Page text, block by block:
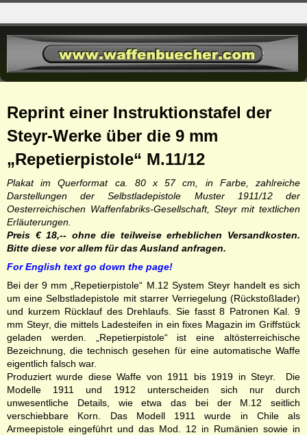
Reprint einer Instruktionstafel der
Steyr-Werke über die 9 mm
„Repetierpistole“ M.11/12
Plakat im Querformat ca. 80 x 57 cm, in Farbe, zahlreiche
Darstellungen der Selbstladepistole Muster 1911/12 der
Oesterreichischen Waffenfabriks-Gesellschaft, Steyr mit textlichen
Erläuterungen.
Preis € 18,-- ohne die teilweise erheblichen Versandkosten.
Bitte diese vor allem für das Ausland anfragen.
For English text go down the page!
Bei der 9 mm „Repetierpistole“ M.12 System Steyr handelt es sich
um eine Selbstladepistole mit starrer Verriegelung (Rückstoßlader)
und kurzem Rücklauf des Drehlaufs. Sie fasst 8 Patronen Kal. 9
mm Steyr, die mittels Ladesteifen in ein fixes Magazin im Griffstück
geladen werden. „Repetierpistole“ ist eine altösterreichische
Bezeichnung, die technisch gesehen für eine automatische Waffe
eigentlich falsch war.
Produziert wurde diese Waffe von 1911 bis 1919 in Steyr. Die
Modelle 1911 und 1912 unterscheiden sich nur durch
unwesentliche Details, wie etwa das bei der M.12 seitlich
verschiebbare Korn. Das Modell 1911 wurde in Chile als
Armeepistole eingeführt und das Mod. 12 in Rumänien sowie in